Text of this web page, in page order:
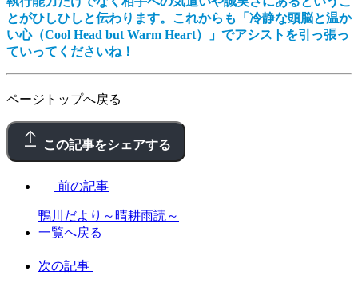
とがひしひしと伝わります。これからも「冷静な頭脳と温か
い心（Cool Head but Warm Heart）」でアシストを引っ張っ
ていってくださいね！
ページトップへ戻る
この記事をシェアする
前の記事
鴨川だより～晴耕雨読～
一覧へ戻る
次の記事